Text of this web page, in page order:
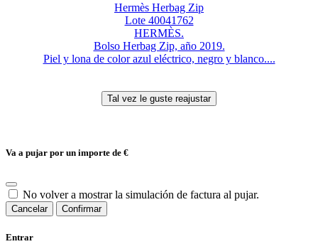
Hermès Herbag Zip
Lote 40041762
HERMÈS.
Bolso Herbag Zip, año 2019.
Piel y lona de color azul eléctrico, negro y blanco....
Va a pujar por un importe de €
No volver a mostrar la simulación de factura al pujar.
Cancelar Confirmar
Entrar